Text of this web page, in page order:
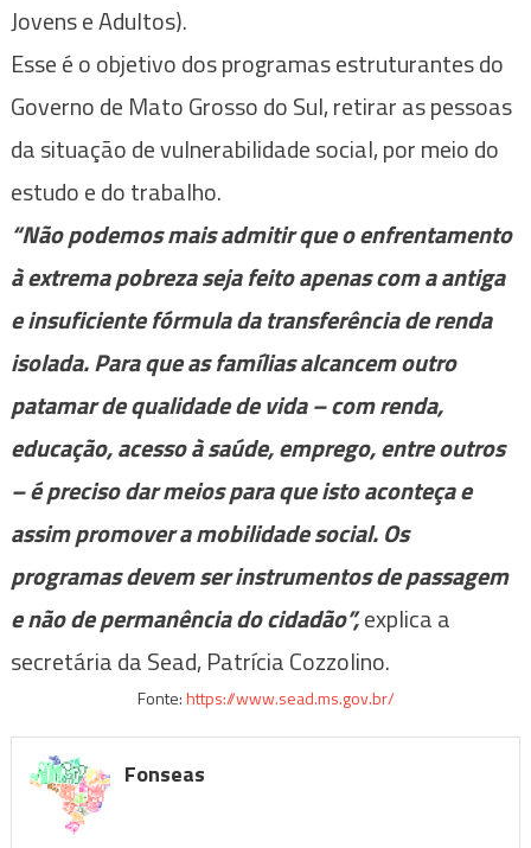
Jovens e Adultos).
Esse é o objetivo dos programas estruturantes do
Governo de Mato Grosso do Sul, retirar as pessoas
da situação de vulnerabilidade social, por meio do
estudo e do trabalho.
“Não podemos mais admitir que o enfrentamento
à extrema pobreza seja feito apenas com a antiga
e insuficiente fórmula da transferência de renda
isolada. Para que as famílias alcancem outro
patamar de qualidade de vida – com renda,
educação, acesso à saúde, emprego, entre outros
– é preciso dar meios para que isto aconteça e
assim promover a mobilidade social. Os
programas devem ser instrumentos de passagem
e não de permanência do cidadão”,explica a
secretária da Sead, Patrícia Cozzolino.
Fonte:https://www.sead.ms.gov.br/
Fonseas